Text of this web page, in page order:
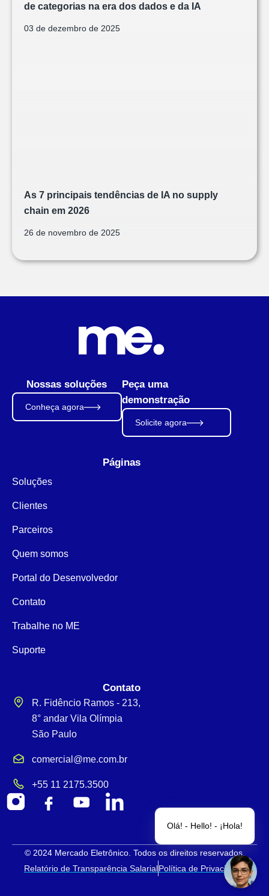
de categorias na era dos dados e da IA
03 de dezembro de 2025
As 7 principais tendências de IA no supply
chain em 2026
26 de novembro de 2025
Nossas soluções
Conheça agora
Peça uma
demonstração
Solicite agora
Páginas
Soluções
Clientes
Parceiros
Quem somos
Portal do Desenvolvedor
Contato
Trabalhe no ME
Suporte
Contato
R. Fidêncio Ramos - 213,
8° andar Vila Olímpia
São Paulo
comercial@me.com.br
+55 11 2175.3500
© 2024 Mercado Eletrônico. Todos os direitos reservados.
Relatório de Transparência SalarialPolítica de Privacidade
Olá! - Hello! - ¡Hola!